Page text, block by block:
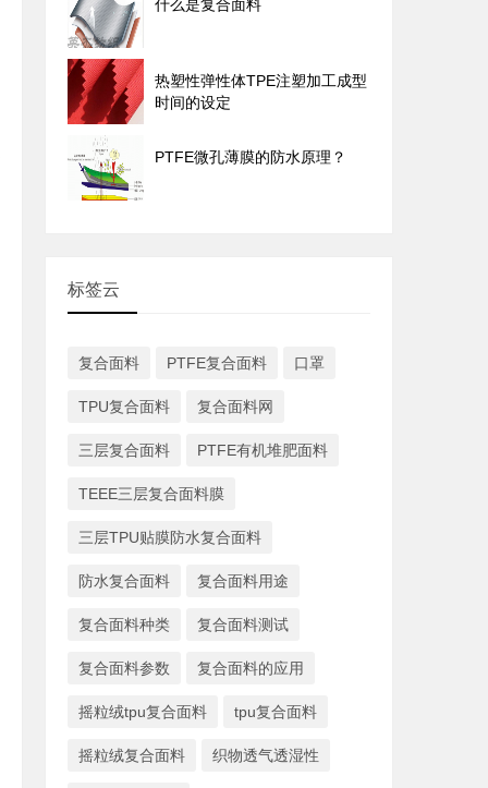
什么是复合面料
热塑性弹性体TPE注塑加工成型
时间的设定
PTFE微孔薄膜的防水原理？
标签云
复合面料 PTFE复合面料 口罩
TPU复合面料 复合面料网
三层复合面料 PTFE有机堆肥面料
TEEE三层复合面料膜
三层TPU贴膜防水复合面料
防水复合面料 复合面料用途
复合面料种类 复合面料测试
复合面料参数 复合面料的应用
摇粒绒tpu复合面料 tpu复合面料
摇粒绒复合面料 织物透气透湿性